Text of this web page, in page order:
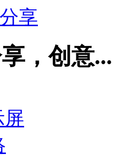
享
，创意...
屏